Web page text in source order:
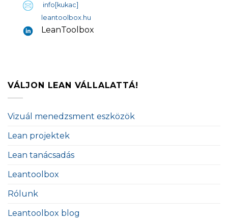
info[kukac]
leantoolbox.hu
LeanToolbox
VÁLJON LEAN VÁLLALATTÁ!
Vizuál menedzsment eszközök
Lean projektek
Lean tanácsadás
Leantoolbox
Rólunk
Leantoolbox blog